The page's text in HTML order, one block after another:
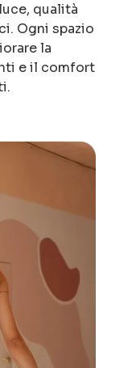
qualità
Ogni spazio
la
e il comfort